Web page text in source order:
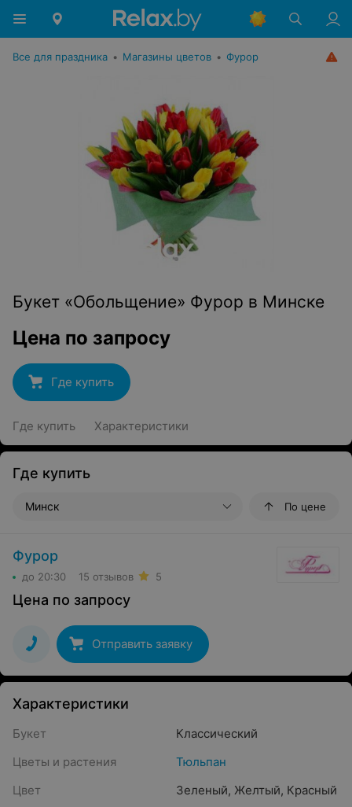
Все для праздника • Магазины цветов • Фурор
Букет «Обольщение» Фурор в Минске
Цена по запросу
Где купить
Где купить Характеристики
Где купить
Минск По цене
Фурор
до 20:30 15 отзывов 5
Цена по запросу
Отправить заявку
Характеристики
Букет
Классический
Цветы и растения
Тюльпан
Цвет
Зеленый, Желтый, Красный